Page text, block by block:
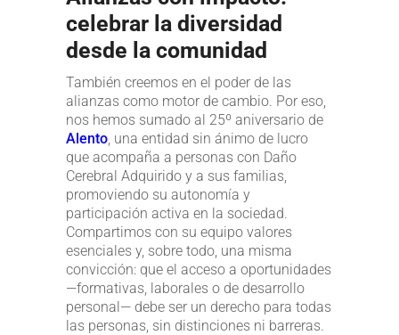
celebrar la diversidad
desde la comunidad
También creemos en el poder de las
alianzas como motor de cambio. Por eso,
nos hemos sumado al 25º aniversario de
Alento, una entidad sin ánimo de lucro
que acompaña a personas con Daño
Cerebral Adquirido y a sus familias,
promoviendo su autonomía y
participación activa en la sociedad.
Compartimos con su equipo valores
esenciales y, sobre todo, una misma
convicción: que el acceso a oportunidades
—formativas, laborales o de desarrollo
personal— debe ser un derecho para todas
las personas, sin distinciones ni barreras.